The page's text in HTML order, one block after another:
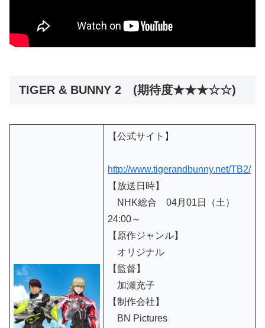
TIGER & BUNNY 2 (期待度★★★☆☆)
【公式サイト】
http://www.tigerandbunny.net/TB2/
【放送日時】
NHK総合 04月01日（土）
24:00～
【原作ジャンル】
オリジナル
【監督】
加瀬充子
【制作会社】
BN Pictures